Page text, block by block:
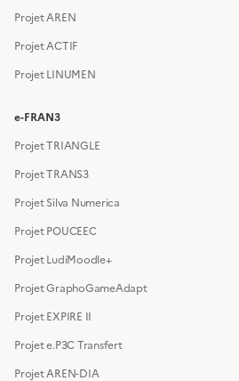
Projet AREN
Projet ACTIF
Projet LINUMEN
e-FRAN3
Projet TRIANGLE
Projet TRANS3
Projet Silva Numerica
Projet POUCEEC
Projet LudiMoodle+
Projet GraphoGameAdapt
Projet EXPIRE II
Projet e.P3C Transfert
Projet AREN-DIA